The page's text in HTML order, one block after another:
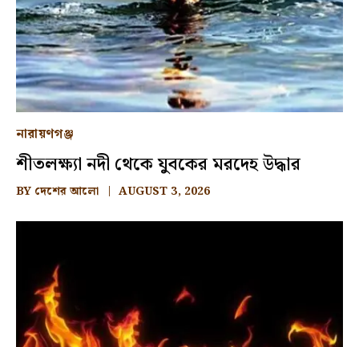
নারায়ণগঞ্জ
শীতলক্ষ্যা নদী থেকে যুবকের মরদেহ উদ্ধার
BY দেশের আলো AUGUST 3, 2026